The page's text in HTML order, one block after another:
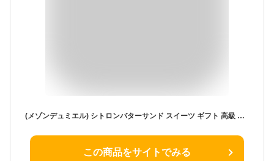
(メゾンデュミエル) シトロンバターサンド スイーツ ギフト 高級 お菓子 詰め合わせ バターサンド (4個入り, 4, 個)
この商品をサイトでみる